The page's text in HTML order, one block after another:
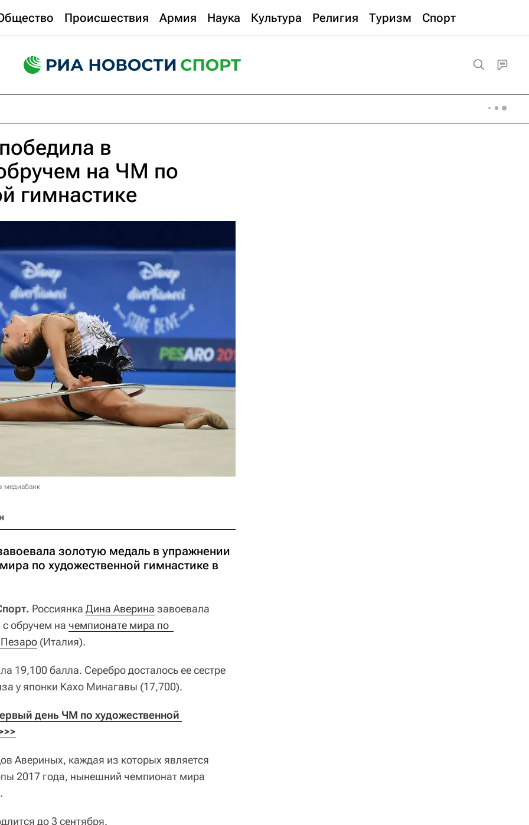
Происшествия Армия Наука Культура Религия Туризм Спорт
в
на ЧМ по
гимнастике
медиабанк
золотую медаль в упражнении
по художественной гимнастике в
Россиянка Дина Аверина завоевала
обручем на чемпионате мира по
Пезаро (Италия).
19,100 балла. Серебро досталось ее сестре
у японки Кахо Минагавы (17,700).
день ЧМ по художественной
Авериных, каждая из которых является
2017 года, нынешний чемпионат мира
до 3 сентября.